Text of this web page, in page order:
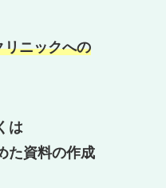
リニックへの
は
た資料の作成